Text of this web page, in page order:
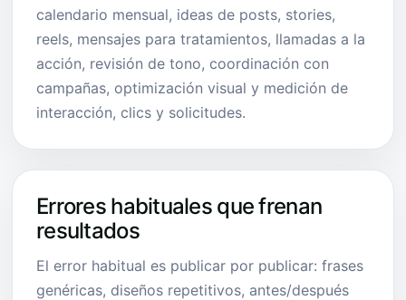
calendario mensual, ideas de posts, stories,
reels, mensajes para tratamientos, llamadas a la
acción, revisión de tono, coordinación con
campañas, optimización visual y medición de
interacción, clics y solicitudes.
Errores habituales que frenan
resultados
El error habitual es publicar por publicar: frases
genéricas, diseños repetitivos, antes/después